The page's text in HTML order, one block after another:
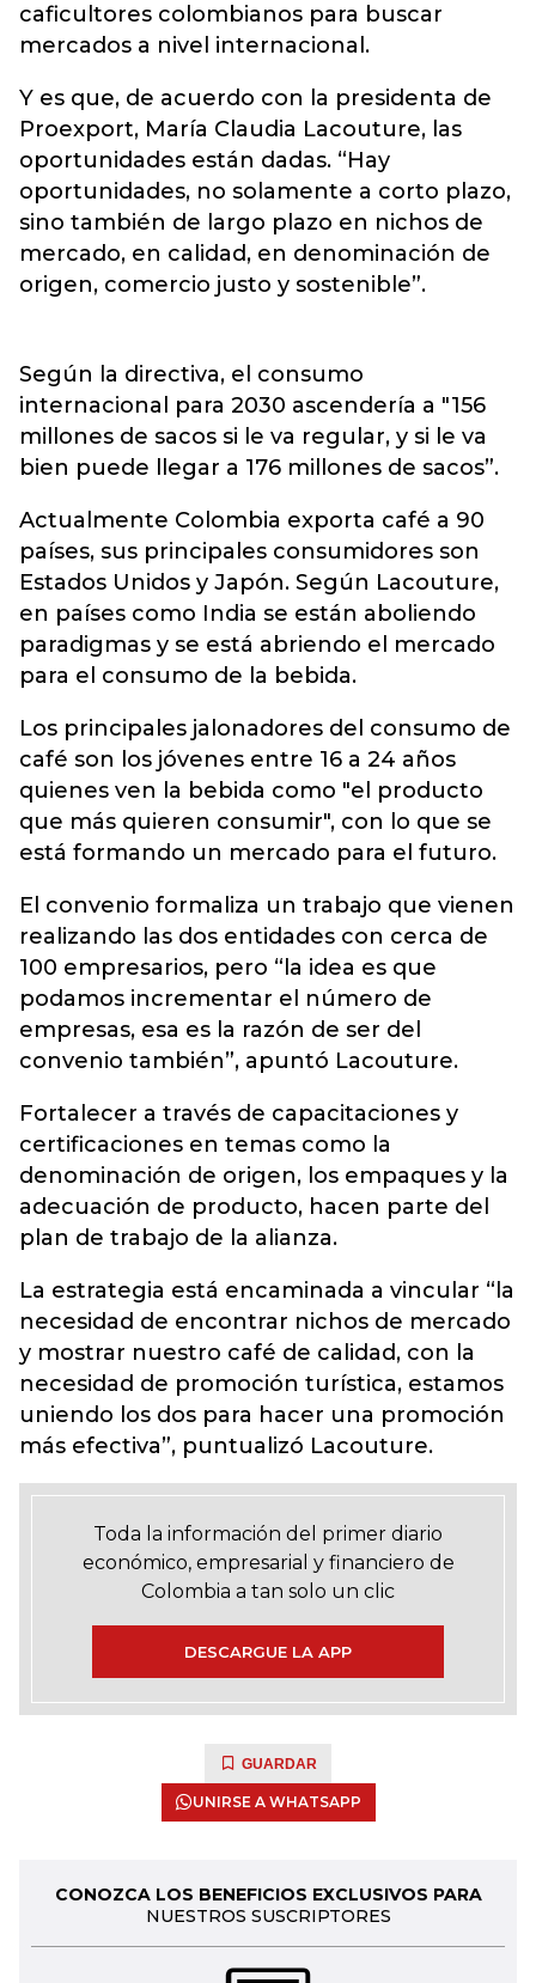
caficultores colombianos para buscar
mercados a nivel internacional.
Y es que, de acuerdo con la presidenta de
Proexport, María Claudia Lacouture, las
oportunidades están dadas. “Hay
oportunidades, no solamente a corto plazo,
sino también de largo plazo en nichos de
mercado, en calidad, en denominación de
origen, comercio justo y sostenible”.
Según la directiva, el consumo
internacional para 2030 ascendería a "156
millones de sacos si le va regular, y si le va
bien puede llegar a 176 millones de sacos”.
Actualmente Colombia exporta café a 90
países, sus principales consumidores son
Estados Unidos y Japón. Según Lacouture,
en países como India se están aboliendo
paradigmas y se está abriendo el mercado
para el consumo de la bebida.
Los principales jalonadores del consumo de
café son los jóvenes entre 16 a 24 años
quienes ven la bebida como "el producto
que más quieren consumir", con lo que se
está formando un mercado para el futuro.
El convenio formaliza un trabajo que vienen
realizando las dos entidades con cerca de
100 empresarios, pero “la idea es que
podamos incrementar el número de
empresas, esa es la razón de ser del
convenio también”, apuntó Lacouture.
Fortalecer a través de capacitaciones y
certificaciones en temas como la
denominación de origen, los empaques y la
adecuación de producto, hacen parte del
plan de trabajo de la alianza.
La estrategia está encaminada a vincular “la
necesidad de encontrar nichos de mercado
y mostrar nuestro café de calidad, con la
necesidad de promoción turística, estamos
uniendo los dos para hacer una promoción
más efectiva”, puntualizó Lacouture.
Toda la información del primer diario
económico, empresarial y financiero de
Colombia a tan solo un clic
DESCARGUE LA APP
GUARDAR
UNIRSE A WHATSAPP
CONOZCA LOS BENEFICIOS EXCLUSIVOS PARA
NUESTROS SUSCRIPTORES